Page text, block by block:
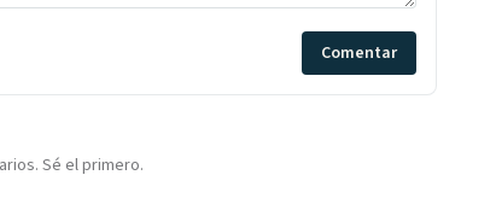
Comentar
Sé el primero.